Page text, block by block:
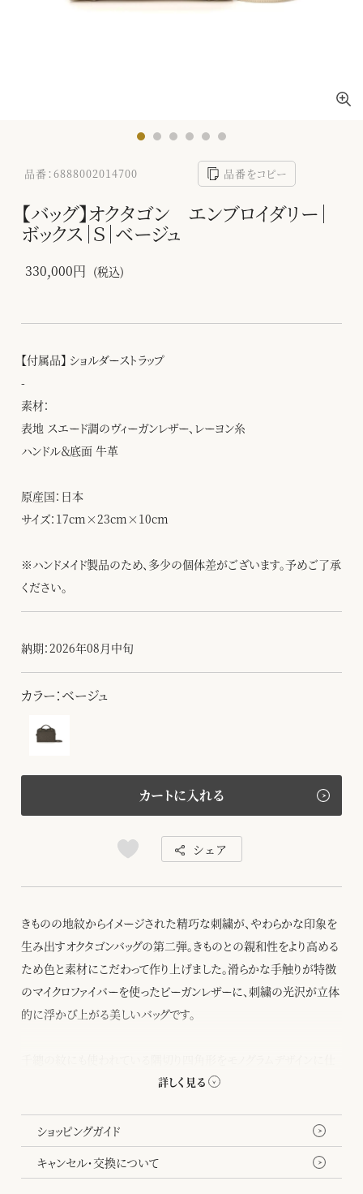
品番：6888002014700 品番をコピー
【バッグ】オクタゴン エンブロイダリー｜
ボックス｜Ｓ｜ベージュ
330,000円 (税込)
【付属品】 ショルダーストラップ
-
素材：
表地 スエード調のヴィーガンレザー、レーヨン糸
ハンドル＆底面 牛革
原産国：日本
サイズ：17cm×23cm×10cm
※ハンドメイド製品のため、多少の個体差がございます。予めご了承
ください。
納期：2026年08月中旬
カラー：ベージュ
カートに入れる
シェア
きものの地紋からイメージされた精巧な刺繍が、やわらかな印象を
生み出すオクタゴンバッグの第二弾。きものとの親和性をより高める
ため色と素材にこだわって作り上げました。滑らかな手触りが特徴
のマイクロファイバーを使ったビーガンレザーに、刺繍の光沢が立体
的に浮かび上がる美しいバッグです。
上げ、型押しを施したボディー、竹籠バッグを思わせるハンドルの編
事が随所に生かされています。
きものを畳むという所作からインスピレーションを得て誕生したオク
タゴンバッグ。畳むと現れる八角形のフォルムがちょっとした遊び心
ショッピングガイド
キャンセル・交換について